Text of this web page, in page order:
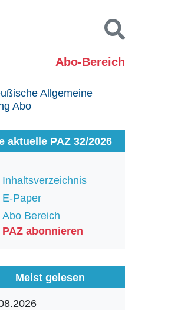
Abo-Bereich
Kontakt
aktuelle PAZ 32/2026
Inhaltsverzeichnis
E-Paper
Abo Bereich
PAZ abonnieren
Meist gelesen